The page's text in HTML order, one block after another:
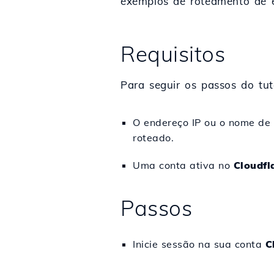
Requisitos
Para seguir os passos do
O endereço IP ou o nome
roteado.
Uma conta ativa no
Passos
Inicie sessão na sua conta